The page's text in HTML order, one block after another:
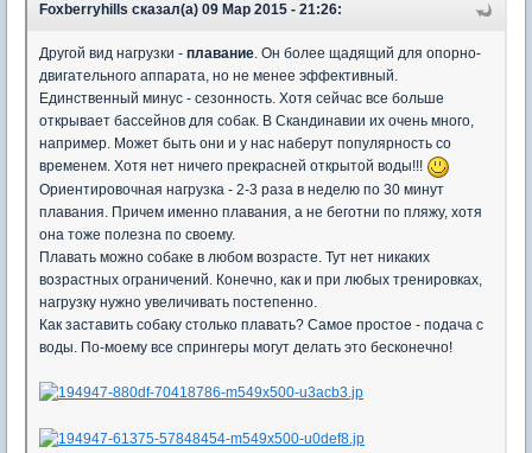
Foxberryhills сказал(а) 09 Мар 2015 - 21:26:
Другой вид нагрузки - плавание. Он более щадящий для опорно-
двигательного аппарата, но не менее эффективный.
Единственный минус - сезонность. Хотя сейчас все больше
открывает бассейнов для собак. В Скандинавии их очень много,
например. Может быть они и у нас наберут популярность со
временем. Хотя нет ничего прекрасней открытой воды!!!
Ориентировочная нагрузка - 2-3 раза в неделю по 30 минут
плавания. Причем именно плавания, а не беготни по пляжу, хотя
она тоже полезна по своему.
Плавать можно собаке в любом возрасте. Тут нет никаких
возрастных ограничений. Конечно, как и при любых тренировках,
нагрузку нужно увеличивать постепенно.
Как заставить собаку столько плавать? Самое простое - подача с
воды. По-моему все спрингеры могут делать это бесконечно!